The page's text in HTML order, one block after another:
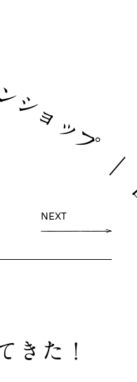
ショップ
｜
NEXT
きた！